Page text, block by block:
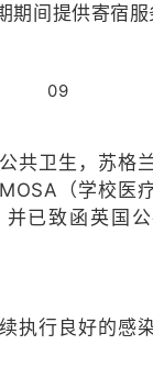
期间提供寄宿服
09
共卫生，苏格
（学校医
已致函英国
执行良好的感